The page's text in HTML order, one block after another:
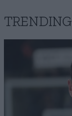
TRENDING